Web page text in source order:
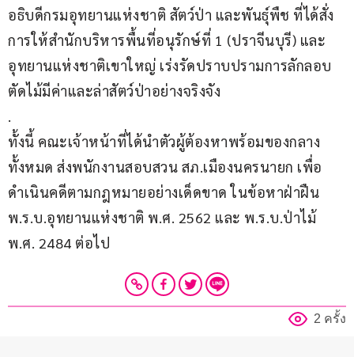
อธิบดีกรมอุทยานแห่งชาติ สัตว์ป่า และพันธุ์พืช ที่ได้สั่ง
การให้สำนักบริหารพื้นที่อนุรักษ์ที่ 1 (ปราจีนบุรี) และ
อุทยานแห่งชาติเขาใหญ่ เร่งรัดปราบปรามการลักลอบ
ตัดไม้มีค่าและล่าสัตว์ป่าอย่างจริงจัง
.
ทั้งนี้ คณะเจ้าหน้าที่ได้นำตัวผู้ต้องหาพร้อมของกลาง
ทั้งหมด ส่งพนักงานสอบสวน สภ.เมืองนครนายก เพื่อ
ดำเนินคดีตามกฎหมายอย่างเด็ดขาด ในข้อหาฝ่าฝืน
พ.ร.บ.อุทยานแห่งชาติ พ.ศ. 2562 และ พ.ร.บ.ป่าไม้
พ.ศ. 2484 ต่อไป
2 ครั้ง